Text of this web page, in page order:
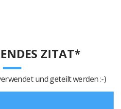
ZITAT*
und geteilt werden :-)